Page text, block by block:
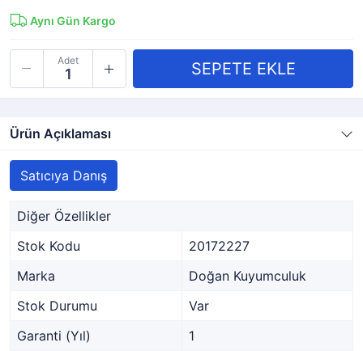
Aynı Gün Kargo
Adet
Ürün Açıklaması
Satıcıya Danış
Diğer Özellikler
Stok Kodu
20172227
Marka
Doğan Kuyumculuk
Stok Durumu
Var
Garanti (Yıl)
1